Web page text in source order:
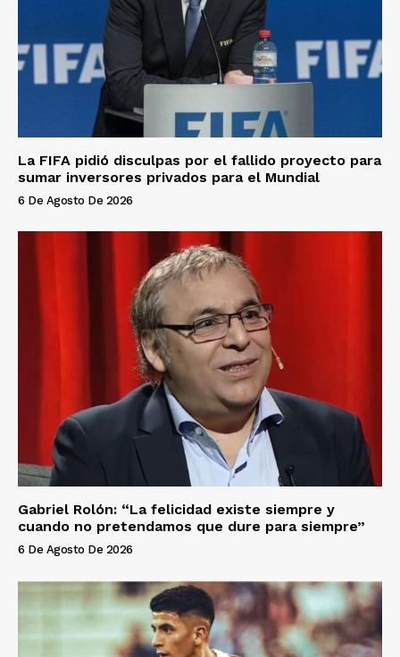
La FIFA pidió disculpas por el fallido proyecto para
sumar inversores privados para el Mundial
6 De Agosto De 2026
Gabriel Rolón: “La felicidad existe siempre y
cuando no pretendamos que dure para siempre”
6 De Agosto De 2026